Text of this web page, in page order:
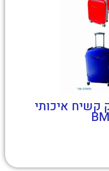
קשיח איכותי